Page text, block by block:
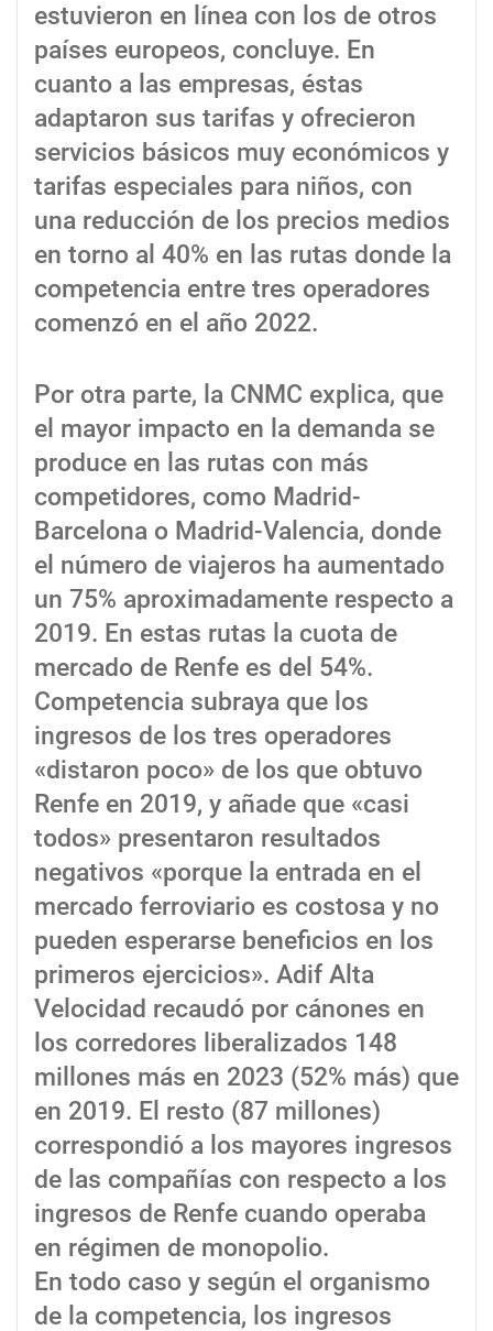
estuvieron en línea con los de otros
países europeos, concluye. En
cuanto a las empresas, éstas
adaptaron sus tarifas y ofrecieron
servicios básicos muy económicos y
tarifas especiales para niños, con
una reducción de los precios medios
en torno al 40% en las rutas donde la
competencia entre tres operadores
comenzó en el año 2022.
Por otra parte, la CNMC explica, que
el mayor impacto en la demanda se
produce en las rutas con más
competidores, como Madrid-
Barcelona o Madrid-Valencia, donde
el número de viajeros ha aumentado
un 75% aproximadamente respecto a
2019. En estas rutas la cuota de
mercado de Renfe es del 54%.
Competencia subraya que los
ingresos de los tres operadores
«distaron poco» de los que obtuvo
Renfe en 2019, y añade que «casi
todos» presentaron resultados
negativos «porque la entrada en el
mercado ferroviario es costosa y no
pueden esperarse beneficios en los
primeros ejercicios». Adif Alta
Velocidad recaudó por cánones en
los corredores liberalizados 148
millones más en 2023 (52% más) que
en 2019. El resto (87 millones)
correspondió a los mayores ingresos
de las compañías con respecto a los
ingresos de Renfe cuando operaba
en régimen de monopolio.
En todo caso y según el organismo
de la competencia, los ingresos